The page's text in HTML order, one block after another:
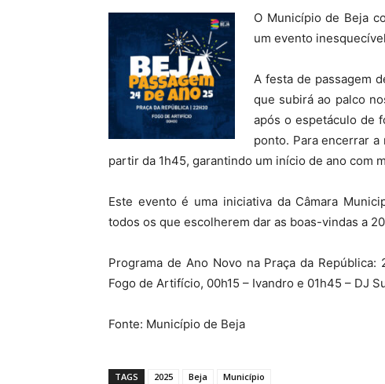
O Município de Beja
um evento
A festa de passagem
que subirá ao palco
após o espetáculo de
ponto. Para encerrar
partir da 1h45, garantindo um início de ano com
Este evento é uma iniciativa da Câmara
todos os que escolherem dar as boas-vindas a
Programa de Ano Novo na Praça da
Fogo de Artifício, 00h15 – Ivandro e 01h45 – DJ
Fonte: Município de Beja
TAGS 2025 Beja Município